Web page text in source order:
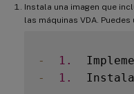
Instala una imagen que
las máquinas VDA.
- 1.
-
1.